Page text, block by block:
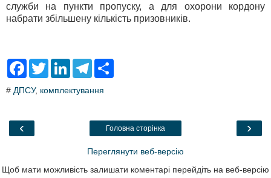
служби на пункти пропуску, а для охорони кордону
набрати збільшену кількість призовників.
F
e
o
T
t
L
k
T
e
a
# ДПСУ, комплектування
‹ ›
Головна сторінка
Переглянути веб-версію
Щоб мати можливість залишати коментарі перейдіть на веб-версію